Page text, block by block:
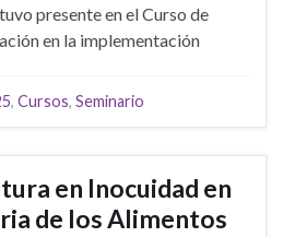
presente en el Curso de
en la implementación
, Cursos, Seminario
en Inocuidad en
de los Alimentos